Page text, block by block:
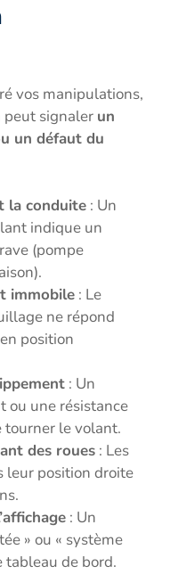
vos manipulations,
peut signaler un
un défaut du
la conduite : Un
indique un
(pompe
immobile : Le
ne répond
position
: Un
ou une résistance
le volant.
des roues : Les
leur position droite
: Un
» ou « système
tableau de bord.